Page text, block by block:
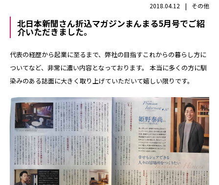
2018.04.12 | その他
北日本新聞さん折込マガジンまんまる5月号でご紹
介いただきました。
代表の経歴から起業に至るまで、弊社の目指すこれからの暮らし方に
ついてなど、非常に濃い内容となっております。 本当に多くの方に馴
染みのある誌面に大きく取り上げていただいて嬉しい限りです。